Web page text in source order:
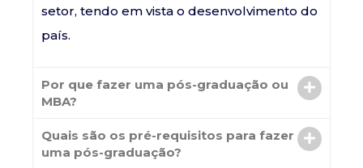
setor, tendo em vista o desenvolvimento do
país.
Por que fazer uma pós-graduação ou
MBA?
Quais são os pré-requisitos para fazer
uma pós-graduação?